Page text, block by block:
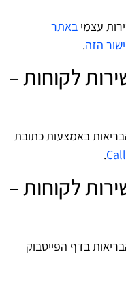
עצמי באתר
הזה.
לקוחות –
באמצעות כתובת
.
לקוחות –
בדף הפייסבוק